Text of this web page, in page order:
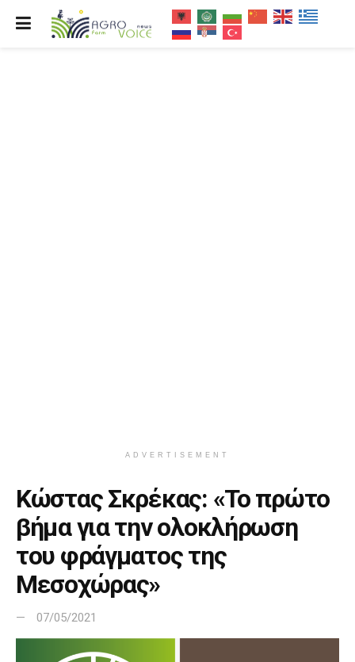
ADVERTISEMENT
Κώστας Σκρέκας: «Το πρώτο
βήμα για την ολοκλήρωση
του φράγματος της
Μεσοχώρας»
07/05/2021